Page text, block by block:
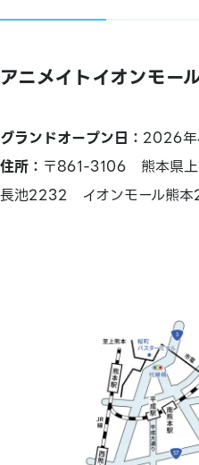
アニメイトイオンモー
グランドオープン日： 2026
住所： 〒861-3106 熊本県上
長池2232 イオンモール熊本